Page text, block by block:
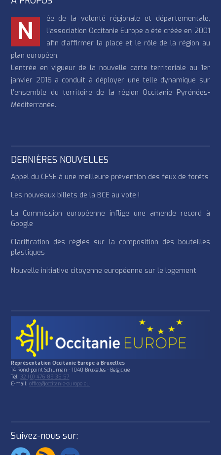
N
ée de la volonté régionale et départementale,
l’association Occitanie Europe a été créée en 2001
afin d’affirmer la place et le rôle de la région au
plan européen.
L’entrée en vigueur de la nouvelle carte territoriale au 1er
janvier 2016 a conduit à déployer une telle dynamique sur
l’ensemble du territoire de la région Occitanie Pyrénées-
Méditerranée.
DERNIÈRES NOUVELLES
Appel du CESE à une meilleure prévention des feux de forêts
Les nouveaux billets de la BCE au vote !
La Commission européenne inflige une amende record à
Google
Clarification des règles sur la composition des bouteilles
plastiques
Nouvelle initiative citoyenne européenne sur le logement
Représentation Occitanie Europe à Bruxelles
14 Rond-point Schuman - 1040 Bruxelles - Belgique
Tél:32 (0) 476 89 35 57
E-mail:office@occitanie-europe.eu
Suivez-nous sur: